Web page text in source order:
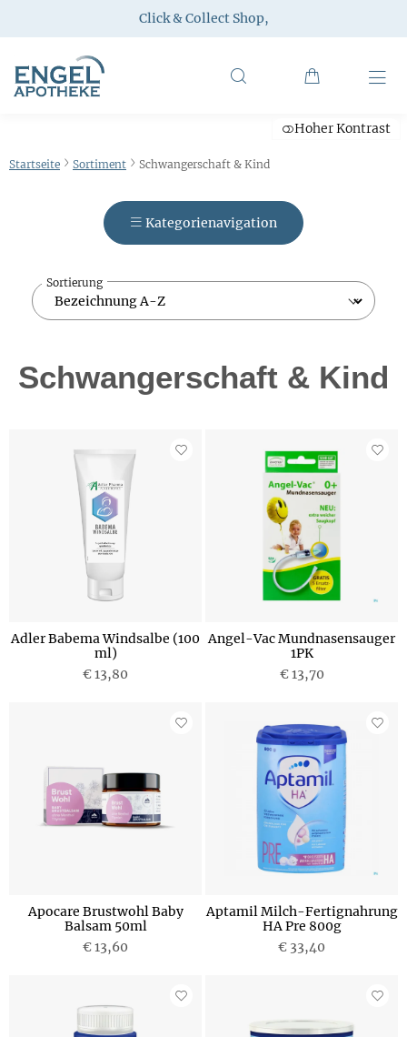
Click & Collect Shop,
Hoher Kontrast
Startseite Sortiment Schwangerschaft & Kind
Kategorienavigation
Sortierung
Schwangerschaft & Kind
Adler Babema Windsalbe (100
ml)
€ 13,80
Angel-Vac Mundnasensauger
1PK
€ 13,70
Apocare Brustwohl Baby
Balsam 50ml
€ 13,60
Aptamil Milch-Fertignahrung
HA Pre 800g
€ 33,40